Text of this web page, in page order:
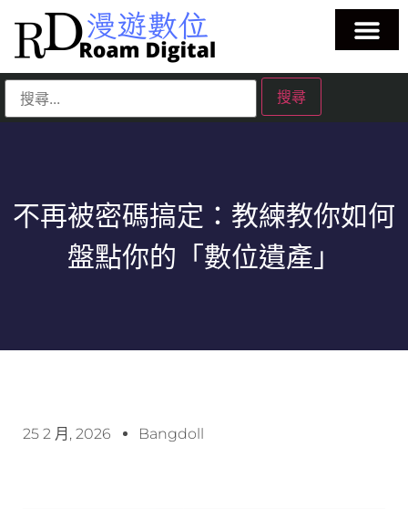
不再被密碼搞定：教練教你如何
盤點你的「數位遺產」
25 2 月, 2026 Bangdoll